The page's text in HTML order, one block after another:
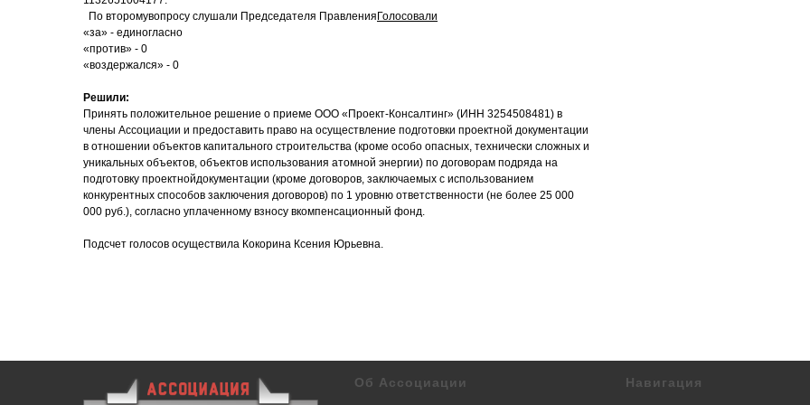
По второмувопросу слушали Председателя Правления Голосовали
«за» - единогласно
«против» - 0
«воздержался» - 0
Решили:
Принять положительное решение о приеме ООО «Проект-Консалтинг» (ИНН 3254508481) в
члены Ассоциации и предоставить право на осуществление подготовки проектной документации
в отношении объектов капитального строительства (кроме особо опасных, технически сложных и
уникальных объектов, объектов использования атомной энергии) по договорам подряда на
подготовку проектнойдокументации (кроме договоров, заключаемых с использованием
конкурентных способов заключения договоров) по 1 уровню ответственности (не более 25 000
000 руб.), согласно уплаченному взносу вкомпенсационный фонд.
Подсчет голосов осуществила Кокорина Ксения Юрьевна.
Об Ассоциации Навигация